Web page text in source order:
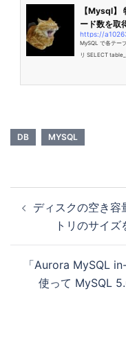
【Mysql】
ード数を取
MySQL で各テー
リ SELECT
DB MYSQL
ディスクの空き容
トリのサイ
「Aurora MySQL
使って MySQL